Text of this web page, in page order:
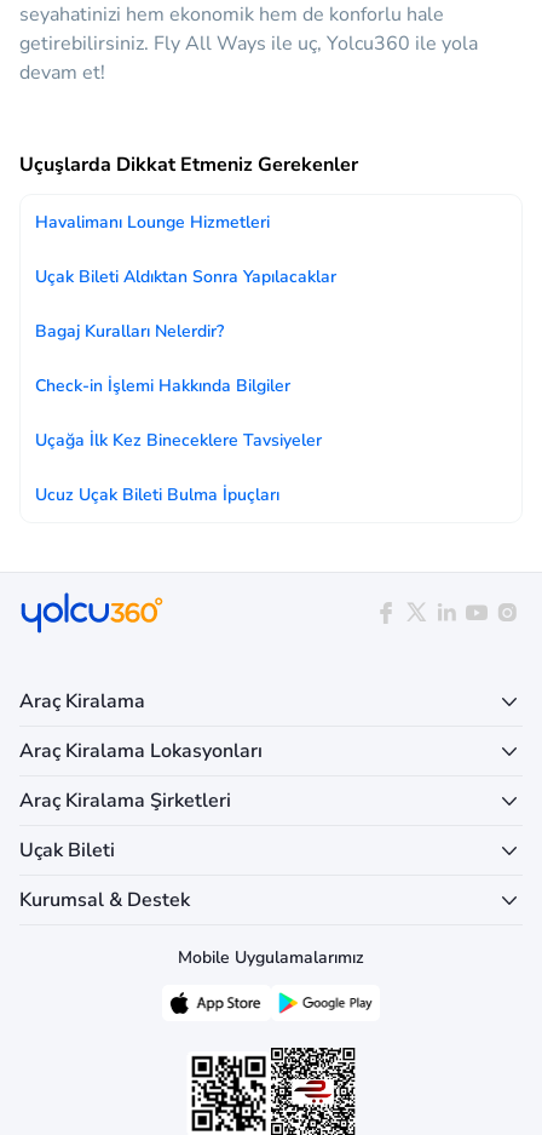
seyahatinizi hem ekonomik hem de konforlu hale
getirebilirsiniz. Fly All Ways ile uç, Yolcu360 ile yola
devam et!
Uçuşlarda Dikkat Etmeniz Gerekenler
Havalimanı Lounge Hizmetleri
Uçak Bileti Aldıktan Sonra Yapılacaklar
Bagaj Kuralları Nelerdir?
Check-in İşlemi Hakkında Bilgiler
Uçağa İlk Kez Bineceklere Tavsiyeler
Ucuz Uçak Bileti Bulma İpuçları
Araç Kiralama
Araç Kiralama Lokasyonları
Araç Kiralama Şirketleri
Uçak Bileti
Kurumsal & Destek
Mobile Uygulamalarımız